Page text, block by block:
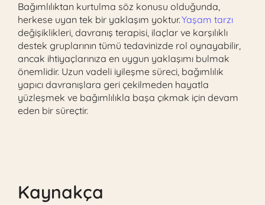
Bağımlılıktan kurtulma söz konusu olduğunda,
herkese uyan tek bir yaklaşım yoktur.Yaşam tarzı
değişiklikleri, davranış terapisi, ilaçlar ve karşılıklı
destek gruplarının tümü tedavinizde rol oynayabilir,
ancak ihtiyaçlarınıza en uygun yaklaşımı bulmak
önemlidir. Uzun vadeli iyileşme süreci, bağımlılık
yapıcı davranışlara geri çekilmeden hayatla
yüzleşmek ve bağımlılıkla başa çıkmak için devam
eden bir süreçtir.
Kaynakça